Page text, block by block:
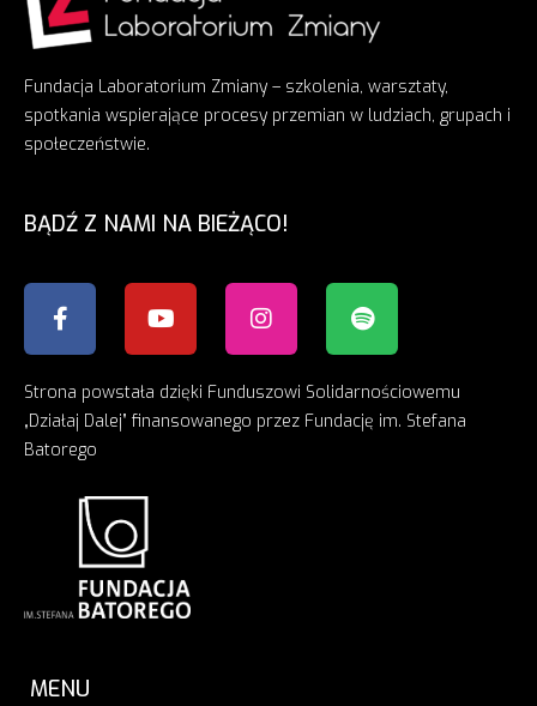
Fundacja Laboratorium Zmiany – szkolenia, warsztaty,
spotkania wspierające procesy przemian w ludziach, grupach i
społeczeństwie.
BĄDŹ Z NAMI NA BIEŻĄCO!
Strona powstała dzięki Funduszowi Solidarnościowemu
„Działaj Dalej” finansowanego przez Fundację im. Stefana
Batorego
MENU